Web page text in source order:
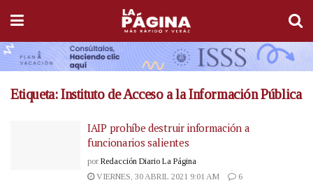
Etiqueta:Instituto de Acceso a la Información Pública
IAIP prohíbe destruir información a
funcionarios salientes
por Redacción Diario La Página
VIERNES, 30 ABRIL 2021 9:01 AM
6